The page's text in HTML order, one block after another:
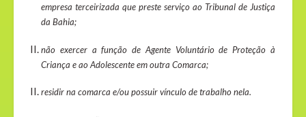
empresa terceirizada que preste serviço ao Tribunal de Justiça
da Bahia;
não exercer a função de Agente Voluntário de Proteção à
Criança e ao Adolescente em outra Comarca;
residir na comarca e/ou possuir vínculo de trabalho nela.